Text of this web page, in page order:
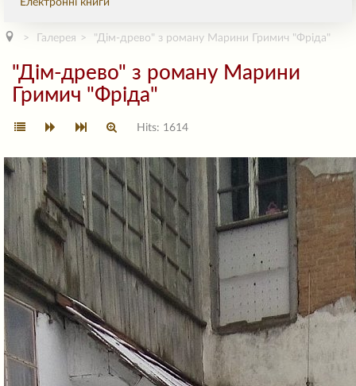
Електронні книги
Галерея "Дім-древо" з роману Марини Гримич "Фріда"
"Дім-древо" з роману Марини
Гримич "Фріда"
Hits: 1614